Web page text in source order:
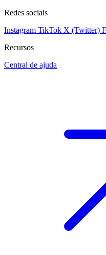
Redes sociais
Instagram TikTok X (Twitter)
Recursos
Central de ajuda